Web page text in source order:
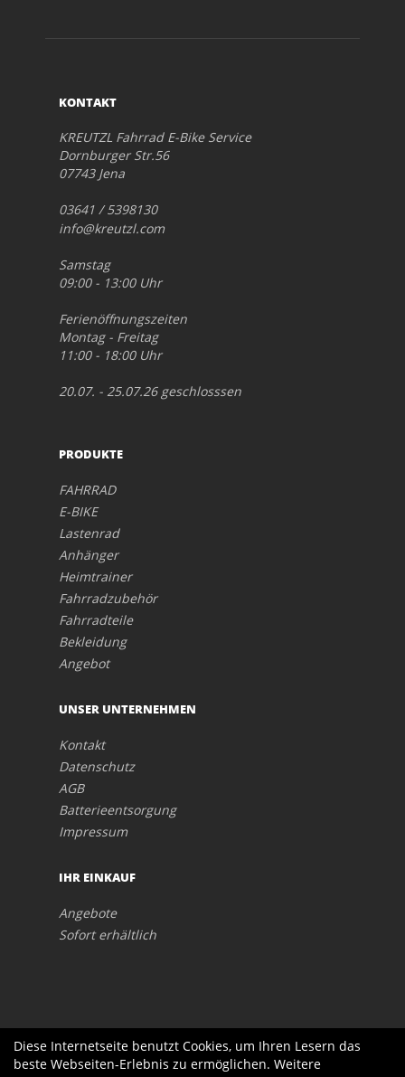
KONTAKT
KREUTZL Fahrrad E-Bike Service
Dornburger Str.56
07743 Jena
03641 / 5398130
info@kreutzl.com
Samstag
09:00 - 13:00 Uhr
Ferienöffnungszeiten
Montag - Freitag
11:00 - 18:00 Uhr
20.07. - 25.07.26 geschlosssen
PRODUKTE
FAHRRAD
E-BIKE
Lastenrad
Anhänger
Heimtrainer
Fahrradzubehör
Fahrradteile
Bekleidung
Angebot
UNSER UNTERNEHMEN
Kontakt
Datenschutz
AGB
Batterieentsorgung
Impressum
IHR EINKAUF
Angebote
Sofort erhältlich
Diese Internetseite benutzt Cookies, um Ihren Lesern das
beste Webseiten-Erlebnis zu ermöglichen. Weitere